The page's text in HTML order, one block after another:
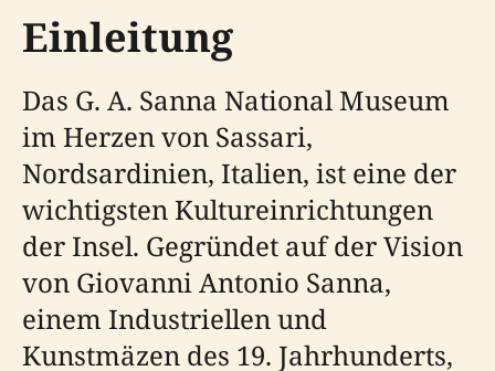
Einleitung
Das G. A. Sanna National Museum
im Herzen von Sassari,
Nordsardinien, Italien, ist eine der
wichtigsten Kultureinrichtungen
der Insel. Gegründet auf der Vision
von Giovanni Antonio Sanna,
einem Industriellen und
Kunstmäzen des 19. Jahrhunderts,